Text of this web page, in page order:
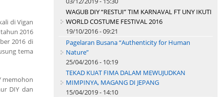
di Vigan
2016
2016 di
tema
memohon
DIY dan
WAGUB DIY “RESTUI” TIM KARNAVAL FT UNY IKUTI
WORLD COSTUME FESTIVAL 2016
19/10/2016 - 09:21
Pagelaran Busana “Authenticity for Human
Nature”
25/04/2016 - 10:19
TEKAD KUAT FIMA DALAM MEWUJUDKAN
MIMPINYA, MAGANG DI JEPANG
15/04/2019 - 14:10